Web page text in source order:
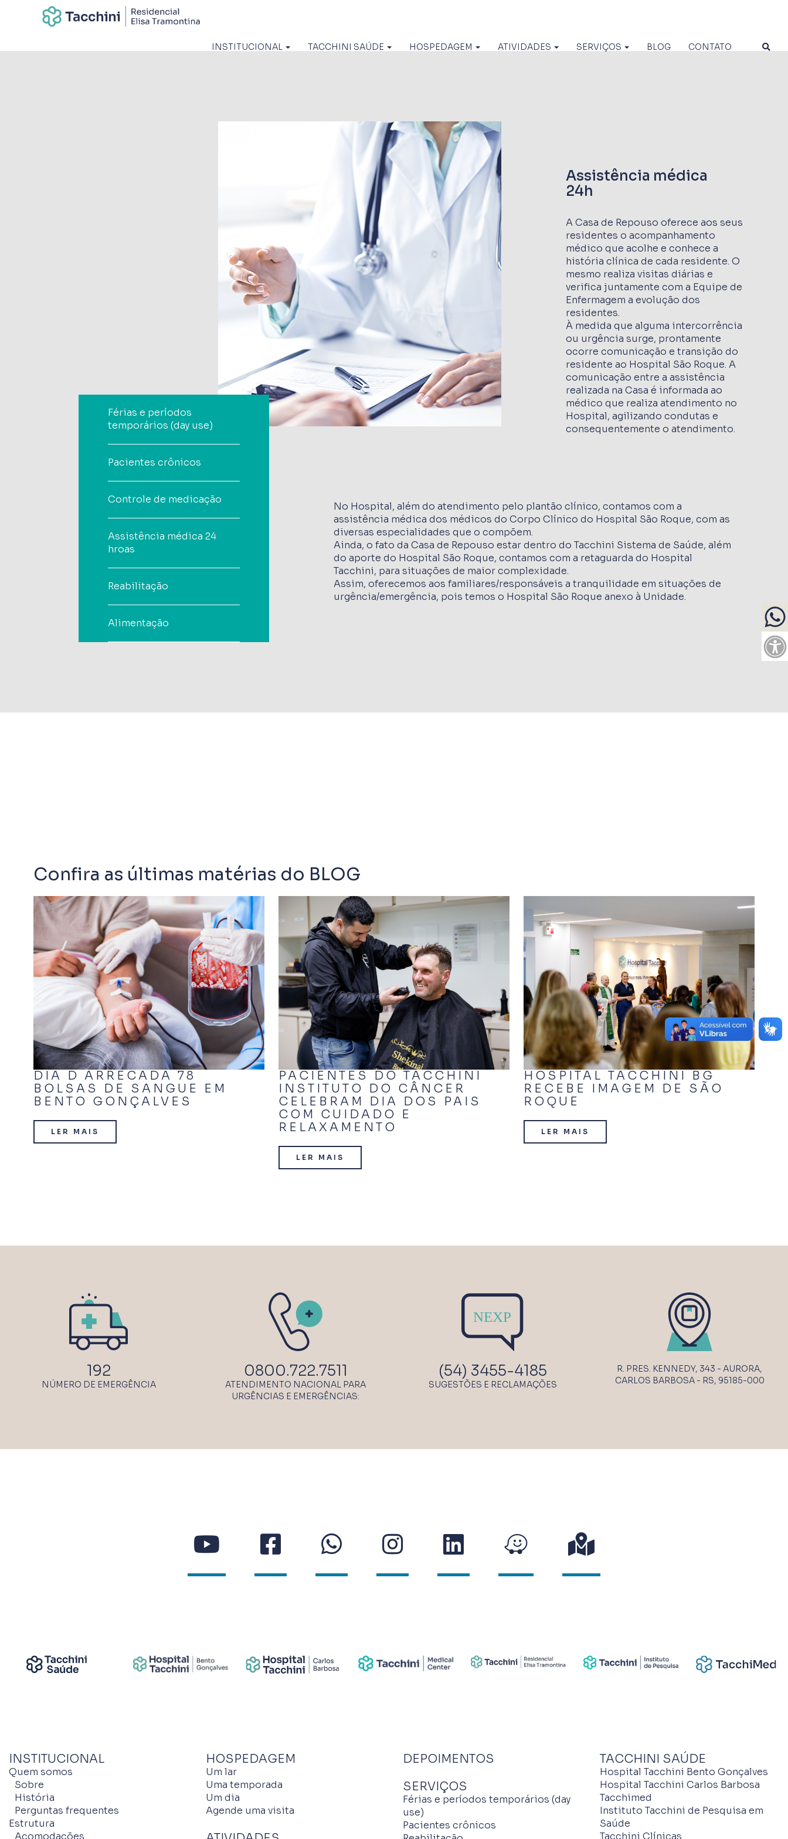
INSTITUCIONAL TACCHINI SAÚDE HOSPEDAGEM ATIVIDADES SERVIÇOS BLOG CONTATO
Assistência médica
24h
A Casa de Repouso oferece aos seus
residentes o acompanhamento
médico que acolhe e conhece a
história clínica de cada residente. O
mesmo realiza visitas diárias e
verifica juntamente com a Equipe de
Enfermagem a evolução dos
residentes.
À medida que alguma intercorrência
ou urgência surge, prontamente
ocorre comunicação e transição do
residente ao Hospital São Roque. A
comunicação entre a assistência
realizada na Casa é informada ao
médico que realiza atendimento no
Hospital, agilizando condutas e
consequentemente o atendimento.
Férias e períodos
temporários (day use)
Pacientes crônicos
Controle de medicação
Assistência médica 24
hroas
Reabilitação
Alimentação
No Hospital, além do atendimento pelo plantão clínico, contamos com a
assistência médica dos médicos do Corpo Clínico do Hospital São Roque, com as
diversas especialidades que o compõem.
Ainda, o fato da Casa de Repouso estar dentro do Tacchini Sistema de Saúde, além
do aporte do Hospital São Roque, contamos com a retaguarda do Hospital
Tacchini, para situações de maior complexidade.
Assim, oferecemos aos familiares/responsáveis a tranquilidade em situações de
urgência/emergência, pois temos o Hospital São Roque anexo à Unidade.
Confira as últimas matérias do BLOG
DIA D ARRECADA 78
BOLSAS DE SANGUE EM
BENTO GONÇALVES
LER MAIS
PACIENTES DO TACCHINI
INSTITUTO DO CÂNCER
CELEBRAM DIA DOS PAIS
COM CUIDADO E
RELAXAMENTO
LER MAIS
HOSPITAL TACCHINI BG
RECEBE IMAGEM DE SÃO
ROQUE
LER MAIS
192
NÚMERO DE EMERGÊNCIA
0800.722.7511
ATENDIMENTO NACIONAL PARA
URGÊNCIAS E EMERGÊNCIAS:
NEXP
(54) 3455-4185
SUGESTÕES E RECLAMAÇÕES
R. PRES. KENNEDY, 343 - AURORA,
CARLOS BARBOSA - RS, 95185-000
INSTITUCIONAL
Quem somos
Sobre
História
Perguntas frequentes
Estrutura
Acomodações
HOSPEDAGEM
Um lar
Uma temporada
Um dia
Agende uma visita
DEPOIMENTOS
SERVIÇOS
Férias e períodos temporários (day
use)
Pacientes crônicos
TACCHINI SAÚDE
Hospital Tacchini Bento Gonçalves
Hospital Tacchini Carlos Barbosa
Tacchimed
Instituto Tacchini de Pesquisa em
Saúde
Tacchini Clínicas